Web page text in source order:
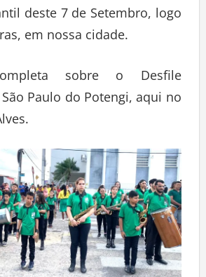
deste 7 de Setembro, logo
em nossa cidade.
sobre o Desfile
Paulo do Potengi, aqui no